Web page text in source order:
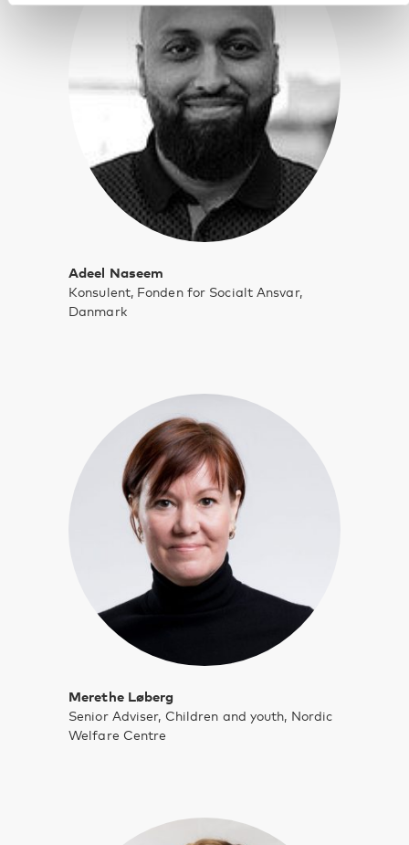
Adeel Naseem
Konsulent, Fonden for Socialt Ansvar,
Danmark
Merethe Løberg
Senior Adviser, Children and youth, Nordic
Welfare Centre